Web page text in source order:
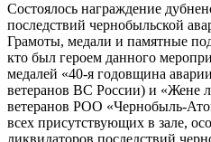
Состоялось награждение
последствий чернобыльской
Грамоты, медали и памятные
кто был героем данного
медалей «40-я годовщина
ветеранов ВС России) и «Жене
ветеранов РОО «Чернобыль-
всех присутствующих в зале,